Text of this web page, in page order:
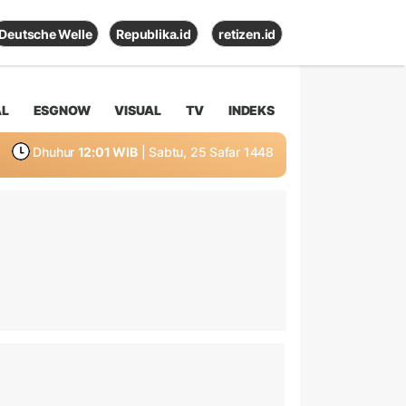
Deutsche Welle Republika.id retizen.id
ESGNOW VISUAL TV INDEKS
Dhuhur 12:01 WIB | Sabtu, 25 Safar 1448